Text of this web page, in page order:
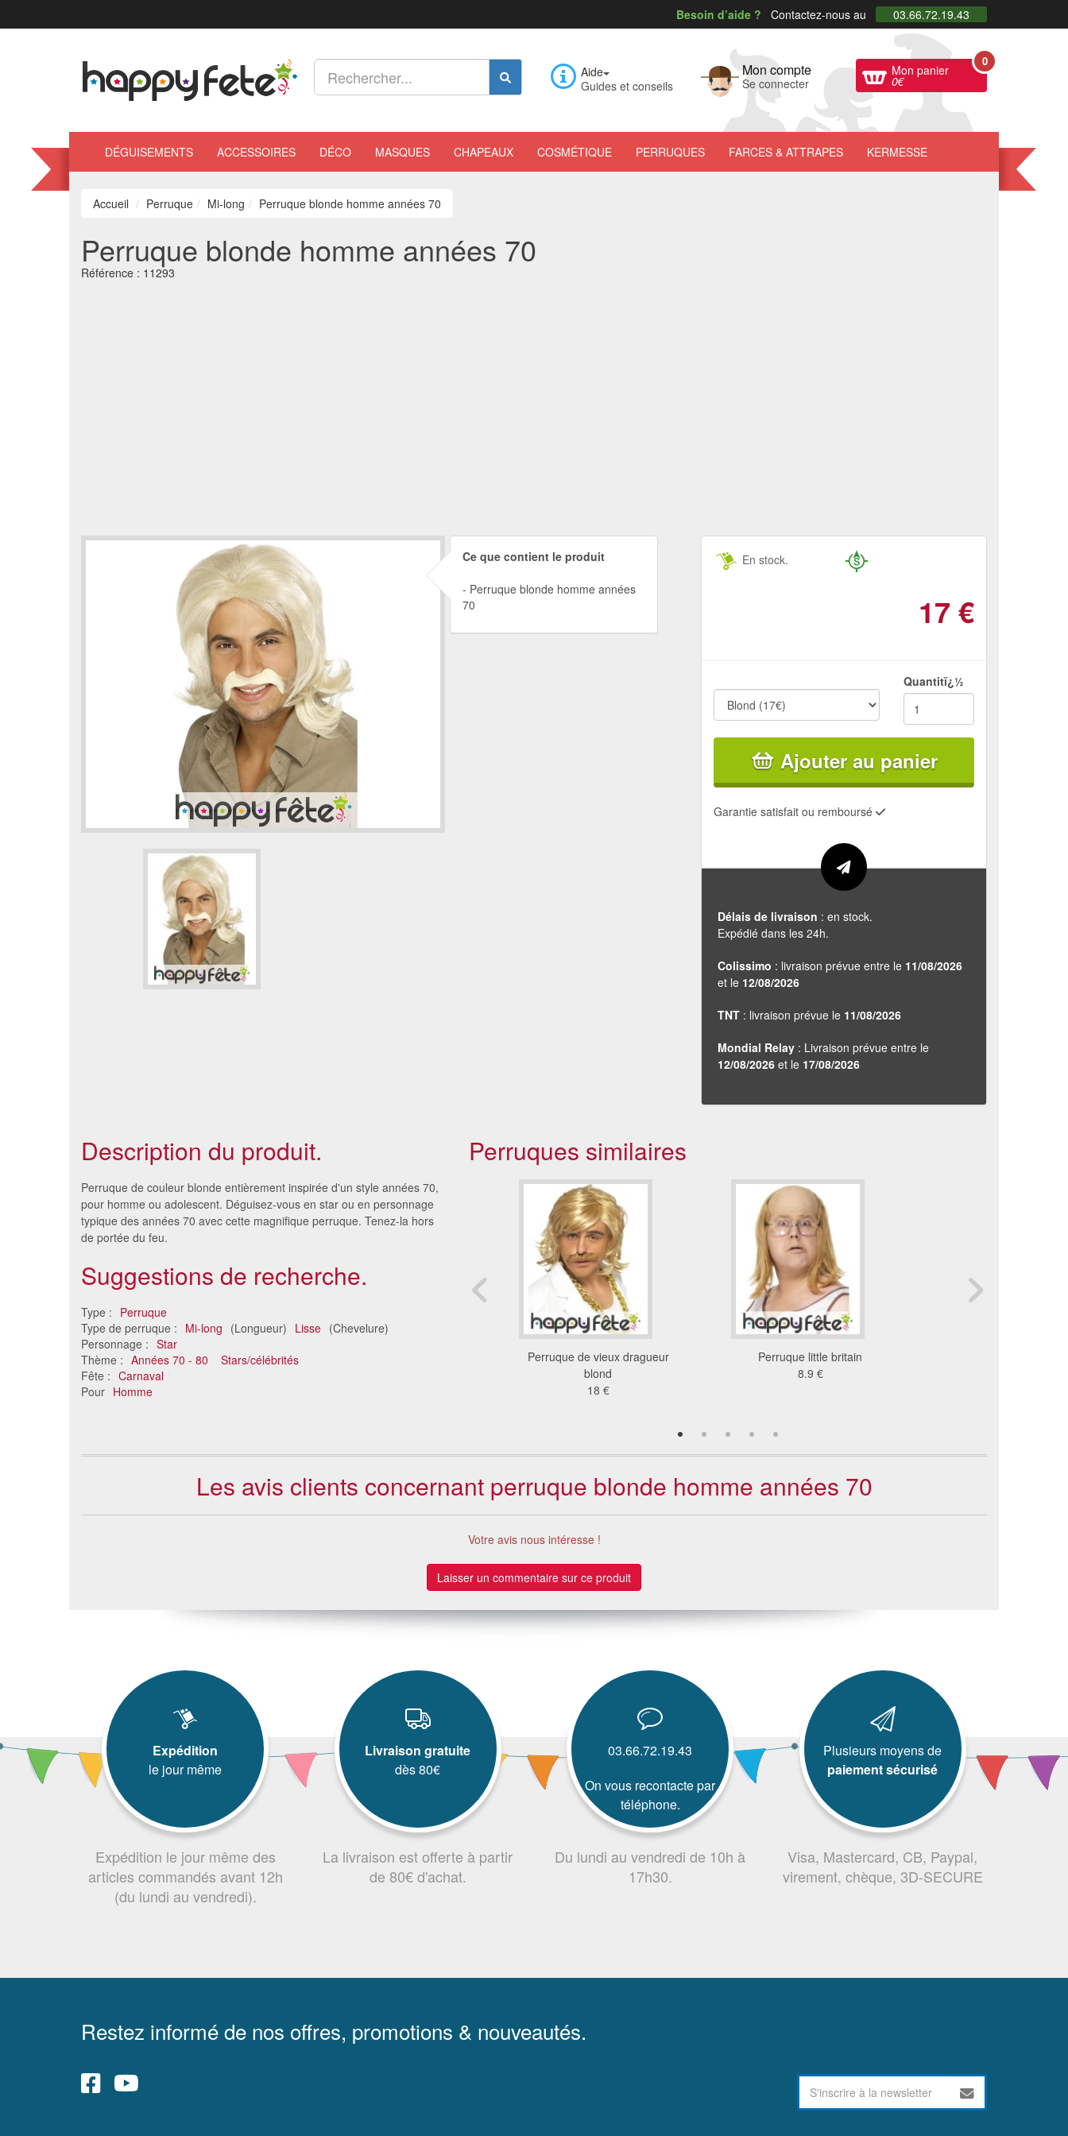
Besoin d’aide ? Contactez-nous au 03.66.72.19.43
Aide
Guides et conseils
Mon compte
Se connecter
Mon panier
0€
0
DÉGUISEMENTS ACCESSOIRES DÉCO MASQUES CHAPEAUX COSMÉTIQUE PERRUQUES FARCES & ATTRAPES KERMESSE
Accueil Perruque Mi-long Perruque blonde homme années 70
Perruque blonde homme années 70
Référence : 11293
Ce que contient le produit
Perruque blonde homme années
70
En stock.
17 €
Quantitï¿½
Ajouter au panier
Garantie satisfait ou remboursé
Délais de livraison : en stock.
Expédié dans les 24h.
Colissimo : livraison prévue entre le 11/08/2026
et le 12/08/2026
TNT : livraison prévue le 11/08/2026
Mondial Relay : Livraison prévue entre le
12/08/2026 et le 17/08/2026
Description du produit.
Perruque de couleur blonde entièrement inspirée d'un style années 70,
pour homme ou adolescent. Déguisez-vous en star ou en personnage
typique des années 70 avec cette magnifique perruque. Tenez-la hors
de portée du feu.
Suggestions de recherche.
Type : Perruque
Type de perruque : Mi-long (Longueur) Lisse (Chevelure)
Personnage : Star
Thème : Années 70 - 80
Stars/célébrités
Fête : Carnaval
Pour Homme
Perruques similaires
Perruque homme déluré
19 €
Perruque de vieux dragueur
blond
18 €
Perruque little britain
8.9 €
Les avis clients concernant perruque blonde homme années 70
Votre avis nous intéresse !
Laisser un commentaire sur ce produit
Expédition
le jour même
Expédition le jour même des
articles commandés avant 12h
(du lundi au vendredi).
Livraison gratuite
dès 80€
La livraison est offerte à partir
de 80€ d'achat.
03.66.72.19.43
On vous recontacte par
téléphone.
Du lundi au vendredi de 10h à
17h30.
Plusieurs moyens de
paiement sécurisé
Visa, Mastercard, CB, Paypal,
virement, chèque, 3D-SECURE
Restez informé de nos offres, promotions & nouveautés.